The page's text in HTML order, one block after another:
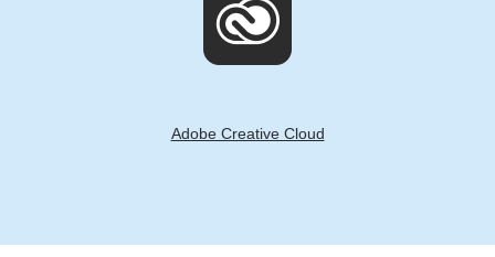
Adobe Creative Cloud